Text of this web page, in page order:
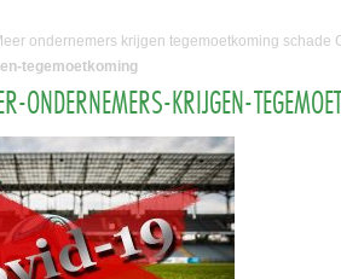
ondernemers krijgen tegemoetkoming schade
tegemoetkoming
ONDERNEMERS-KRIJGEN-